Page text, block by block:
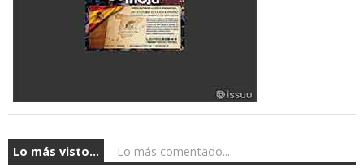
Lo más visto... Lo más comentado...